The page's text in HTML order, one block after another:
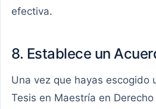
efectiva.
8. Establece un
Una vez que hayas escogido
Tesis en Maestría en